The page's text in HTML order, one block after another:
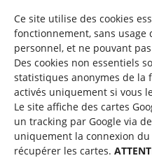
Ce site utilise des cookies
fonctionnement, sans usage
personnel, et ne pouvant
Des cookies non essentiels
statistiques anonymes de la
activés uniquement si vous
Le site affiche des cartes
un tracking par Google via
uniquement la connexion
récupérer les cartes.
Mentions légales
©2026 SNJ
Une offre du